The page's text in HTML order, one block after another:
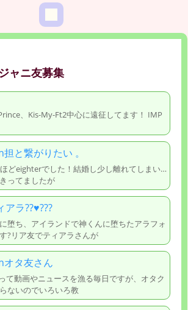
ジャニ友募集
、Kis-My-Ft2中心に遠征してます！ IMP
と繋がりたい 。
どeighterでした！結婚し少し離れてしまい…
ってましたが
ラ??♥️???
堕ち、アイランドで神くんに堕ちたアラフォ
?リア友でティアラさんが
タ友さん
て動画やニュースを漁る毎日ですが、オタク
ないのでいろいろ教